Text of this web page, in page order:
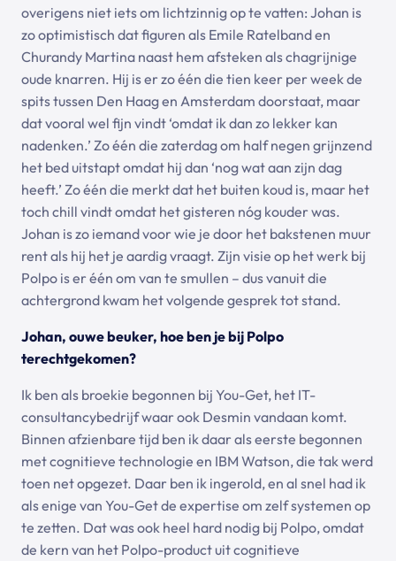
overigens niet iets om lichtzinnig op te vatten: Johan is
zo optimistisch dat figuren als Emile Ratelband en
Churandy Martina naast hem afsteken als chagrijnige
oude knarren. Hij is er zo één die tien keer per week de
spits tussen Den Haag en Amsterdam doorstaat, maar
dat vooral wel fijn vindt ‘omdat ik dan zo lekker kan
nadenken.’ Zo één die zaterdag om half negen grijnzend
het bed uitstapt omdat hij dan ‘nog wat aan zijn dag
heeft.’ Zo één die merkt dat het buiten koud is, maar het
toch chill vindt omdat het gisteren nóg kouder was.
Johan is zo iemand voor wie je door het bakstenen muur
rent als hij het je aardig vraagt. Zijn visie op het werk bij
Polpo is er één om van te smullen – dus vanuit die
achtergrond kwam het volgende gesprek tot stand.
Johan, ouwe beuker, hoe ben je bij Polpo
terechtgekomen?
Ik ben als broekie begonnen bij You-Get, het IT-
consultancybedrijf waar ook Desmin vandaan komt.
Binnen afzienbare tijd ben ik daar als eerste begonnen
met cognitieve technologie en IBM Watson, die tak werd
toen net opgezet. Daar ben ik ingerold, en al snel had ik
als enige van You-Get de expertise om zelf systemen op
te zetten. Dat was ook heel hard nodig bij Polpo, omdat
de kern van het Polpo-product uit cognitieve